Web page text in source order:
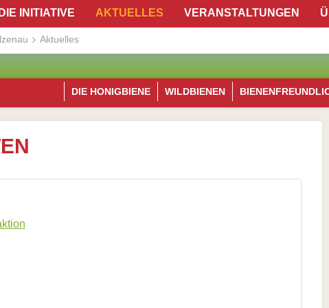
DIE INITIATIVE AKTUELLES VERANSTALTUNGEN
Aktuelles
DIE HONIGBIENE WILDBIENEN